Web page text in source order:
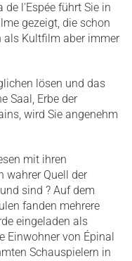
de l'Espée führt Sie in
gezeigt, die schon
als Kultfilm aber immer
lösen und das
Saal, Erbe der
wird Sie angenehm
mit ihren
wahrer Quell der
sind ? Auf dem
fanden mehrere
eingeladen als
Einwohner von Épinal
Schauspielern in